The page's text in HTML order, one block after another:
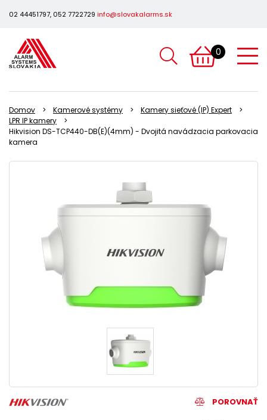
02 44451797, 052 7722729 info@slovakalarms.sk
0
Domov Kamerové systémy
Kamery sieťové (IP) Expert
LPR IP kamery
Hikvision DS-TCP440-DB(E)(4mm) - Dvojitá navádzacia parkovacia
kamera
POROVNAŤ